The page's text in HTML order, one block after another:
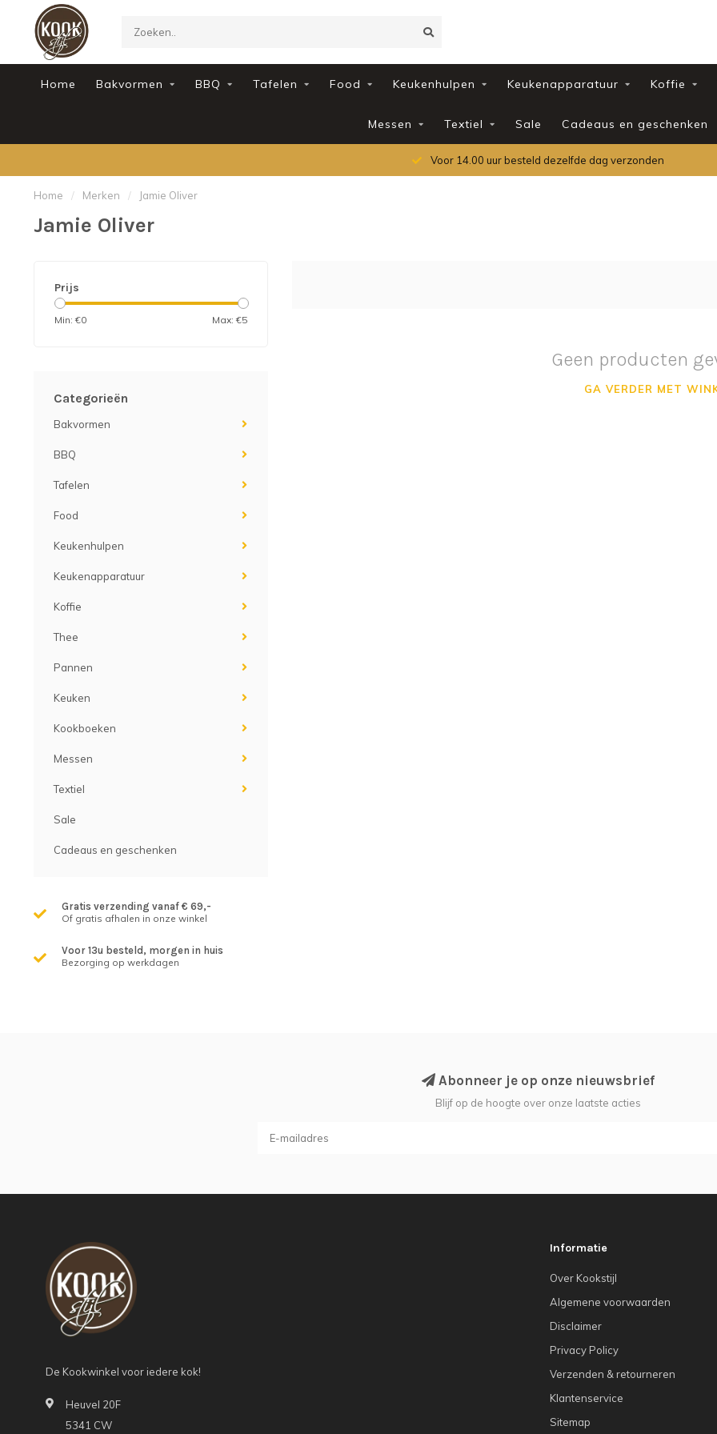
Home Bakvormen BBQ Tafelen Food Keukenhulpen Keukenapparatuur Koffie
Messen Textiel Sale Cadeaus en geschenken
Voor 14.00 uur besteld dezelfde dag verzonden
Home / Merken / Jamie Oliver
Jamie Oliver
Prijs
Min: €0 Max: €5
Categorieën
Bakvormen
BBQ
Tafelen
Food
Keukenhulpen
Keukenapparatuur
Koffie
Thee
Pannen
Keuken
Kookboeken
Messen
Textiel
Sale
Cadeaus en geschenken
Gratis verzending vanaf € 69,-
Of gratis afhalen in onze winkel
Voor 13u besteld, morgen in huis
Bezorging op werkdagen
Geen producten
GA VERDER MET
Abonneer je op onze nieuwsbrief
Blijf op de hoogte over onze laatste acties
De Kookwinkel voor iedere kok!
Heuvel 20F
5341 CW
Informatie
Over Kookstijl
Algemene voorwaarden
Disclaimer
Privacy Policy
Verzenden & retourneren
Klantenservice
Sitemap